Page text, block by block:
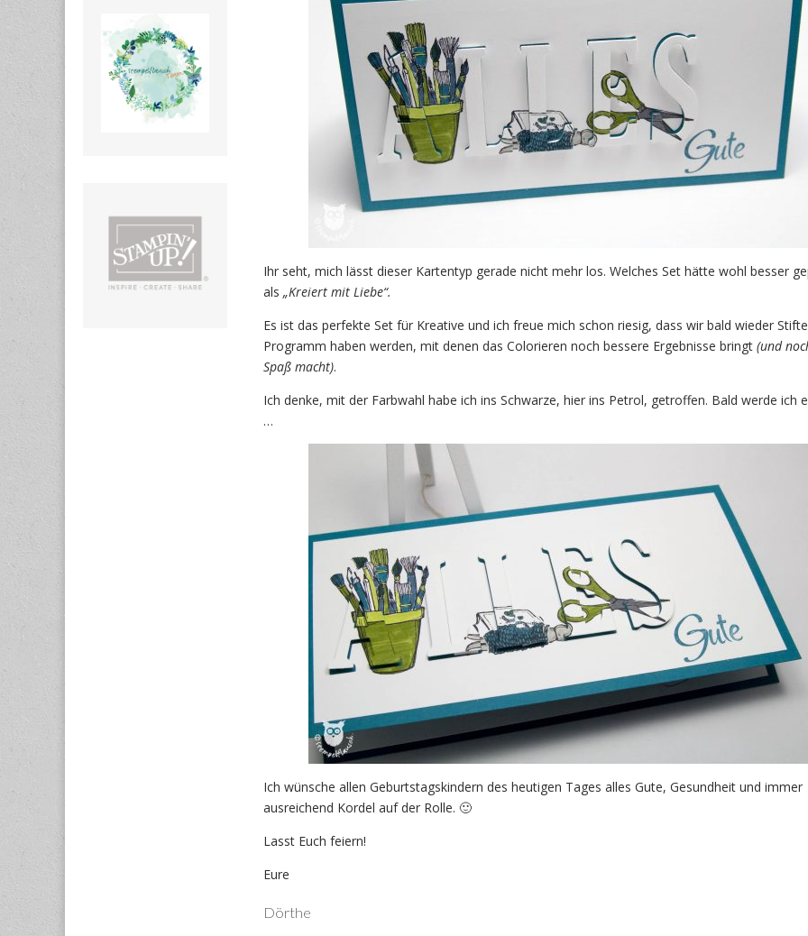
Ihr seht, mich lässt dieser Kartentyp gerade nicht mehr los. Welches Set hätte wohl besser
als „Kreiert mit Liebe“.
Es ist das perfekte Set für Kreative und ich freue mich schon riesig, dass wir bald wieder
Programm haben werden, mit denen das Colorieren noch bessere Ergebnisse bringt (und
Spaß macht).
Ich denke, mit der Farbwahl habe ich ins Schwarze, hier ins Petrol, getroffen. Bald werde ich
…
Ich wünsche allen Geburtstagskindern des heutigen Tages alles Gute, Gesundheit und immer
ausreichend Kordel auf der Rolle. 🙂
Lasst Euch feiern!
Eure
Dörthe